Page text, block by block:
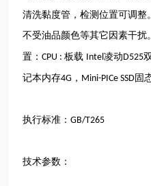
清洗黏度管，检测位置可调整
不受油品颜色等其它因素干扰
置：CPU :板载 Intel 凌动 D525
记本内存4G ， Mini-PICe SSD固
执行标准：GB/T265
技术参数：